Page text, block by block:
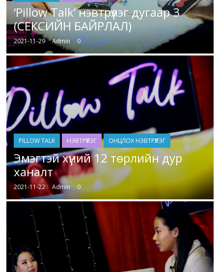
‘Pillow Talk’ нэвтрүүлэг дугаар 3
(СЕКСИЙН БАЙРЛАЛ)
2021-11-29 Admin 0
PILLOW TALK НЭВТРҮҮЛЭГ ОНЦЛОХ НЭВТРҮҮЛЭГ
Эмэгтэй хүний 12 төрлийн дур
ханалт
2021-11-22 Admin 0